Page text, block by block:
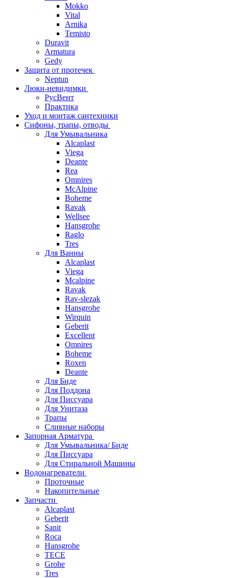
Mokko
Vital
Arnika
Temisto
Duravit
Armatura
Gedy
Защита от протечек
Neptun
Люки-невидимки
РусВент
Практика
Уход и монтаж сантехники
Сифоны, трапы, отводы
Для Умывальника
Alcaplast
Viega
Deante
Rea
Omnires
McAlpine
Boheme
Ravak
Wellsee
Hansgrohe
Raglo
Tres
Для Ванны
Alcaplast
Viega
Mcalpine
Ravak
Rav-slezak
Hansgrohe
Wirquin
Geberit
Excellent
Omnires
Boheme
Roxen
Deante
Для Биде
Для Поддона
Для Писсуара
Для Унитаза
Трапы
Сливные наборы
Запорная Арматура
Для Умывальника/ Биде
Для Писсуара
Для Стиральной Машины
Водонагреватели
Проточные
Накопительные
Запчасти
Alcaplast
Geberit
Sanit
Roca
Hansgrohe
TECE
Grohe
Tres